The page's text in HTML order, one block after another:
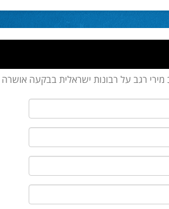
רגב על רבונות ישראלית בבקעה אושרה